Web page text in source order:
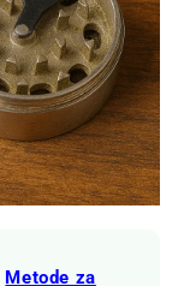
Metode za